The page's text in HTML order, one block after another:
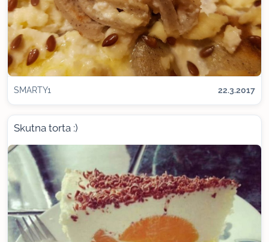
SMARTY1 22.3.2017
Skutna torta :)